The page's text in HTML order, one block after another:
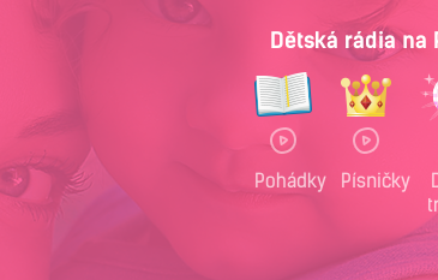
Dětská rádia na
Pohádky Písničky